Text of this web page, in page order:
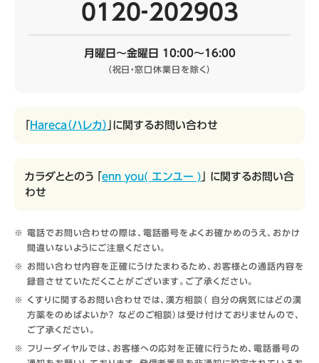
0120‐202903
月曜日～金曜日 10:00～16:00
（祝日・窓口休業日を除く）
Hareca（ハレカ） 」に関するお問い合わせ
カラダととのう 「 enn you( エンユー ) 」 に関するお問い合
わせ
電話でお問い合わせの際は、電話番号をよくお確かめのうえ、おかけ
間違いないようにご注意ください。
お問い合わせ内容を正確にうけたまわるため、お客様との通話内容を
録音させていただくことがございます。ご了承ください。
くすりに関するお問い合わせでは、漢方相談（ 自分の病気にはどの漢
方薬をのめばよいか？ などのご相談）は受け付けておりませんので、
ご了承ください。
フリーダイヤルでは、お客様への応対を正確に行うため、電話番号の